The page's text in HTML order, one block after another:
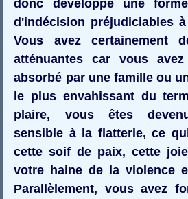
donc développé une
d'indécision préjudiciables
Vous avez certainement
atténuantes car vous
absorbé par une famille ou
le plus envahissant du
plaire, vous êtes
sensible à la flatterie, ce
cette soif de paix, cette
votre haine de la violence
Parallèlement, vous avez